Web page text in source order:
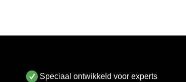
Speciaal ontwikkeld voor experts